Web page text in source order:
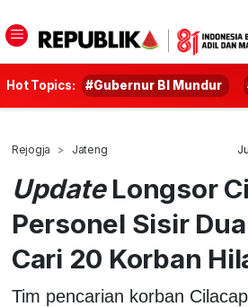
Hot Topics: #Gubernur BI Mundur
Rejogja Jateng
UpdateLongsor
Personel Sisir
Cari 20 Korban
Tim pencarian korban